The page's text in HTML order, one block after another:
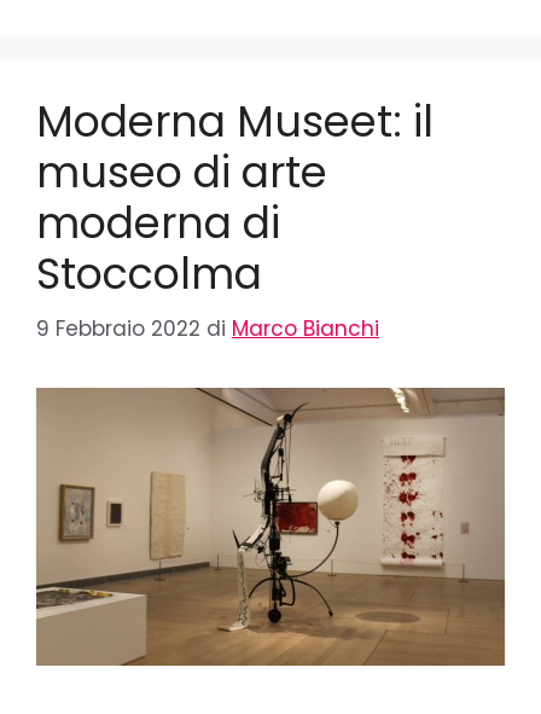
Moderna Museet: il
museo di arte
moderna di
Stoccolma
9 Febbraio 2022 di Marco Bianchi